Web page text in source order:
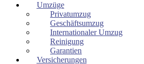
Umzüge
Privatumzug
Geschäftsumzug
Internationaler Umzug
Reinigung
Garantien
Versicherungen